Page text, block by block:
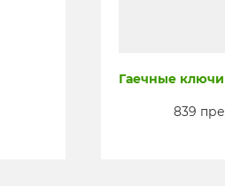
Гаечные ключи
839